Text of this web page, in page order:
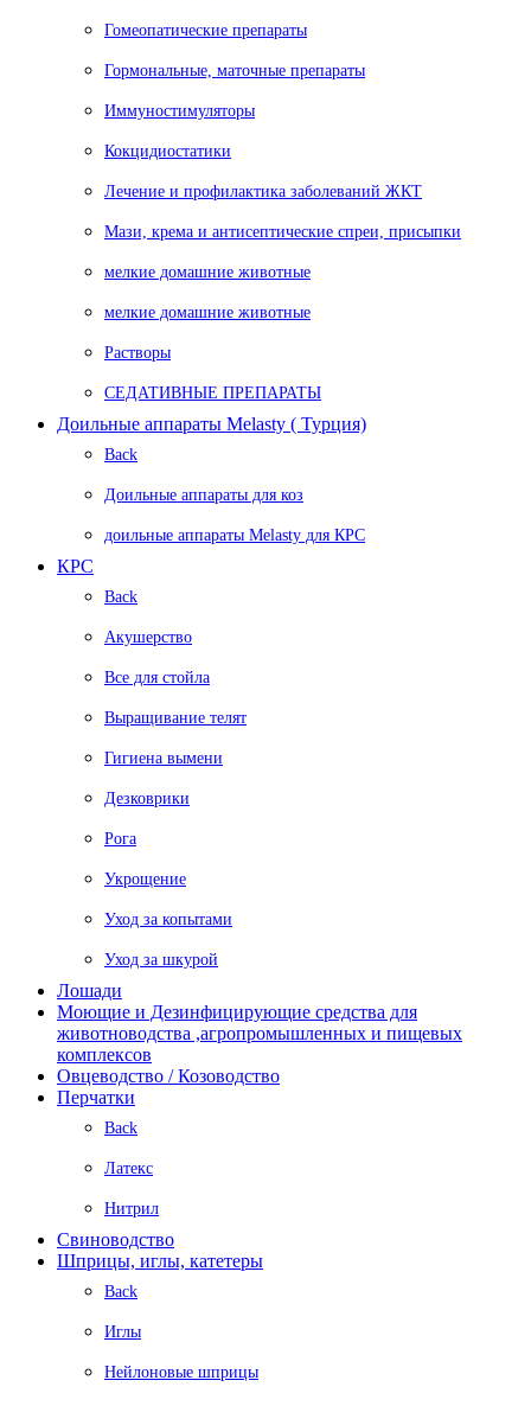
Гомеопатические препараты
Гормональные, маточные препараты
Иммуностимуляторы
Кокцидиостатики
Лечение и профилактика заболеваний ЖКТ
Мази, крема и антисептические спреи, присыпки
мелкие домашние животные
мелкие домашние животные
Растворы
СЕДАТИВНЫЕ ПРЕПАРАТЫ
Доильные аппараты Melasty ( Турция)
Back
Доильные аппараты для коз
доильные аппараты Melasty для КРС
КРС
Back
Акушерство
Все для стойла
Выращивание телят
Гигиена вымени
Дезковрики
Рога
Укрощение
Уход за копытами
Уход за шкурой
Лошади
Моющие и Дезинфицирующие средства для
животноводства ,агропромышленных и пищевых
комплексов
Овцеводство / Козоводство
Перчатки
Back
Латекс
Нитрил
Свиноводство
Шприцы, иглы, катетеры
Back
Иглы
Нейлоновые шприцы